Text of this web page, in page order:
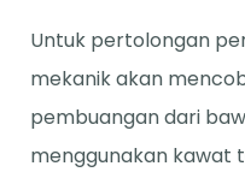
Untuk pertolongan
mekanik akan
pembuangan dari
menggunakan kawat